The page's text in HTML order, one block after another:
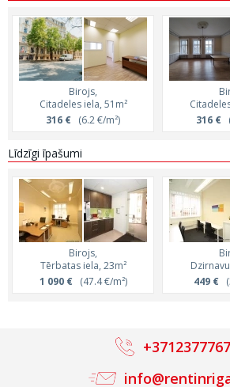
Birojs,
Citadeles iela, 51m²
316 € (6.2 €/m²)
316 €
Līdzīgi īpašumi
Birojs,
Tērbatas iela, 23m²
1 090 €(47.4 €/m²)
449 €